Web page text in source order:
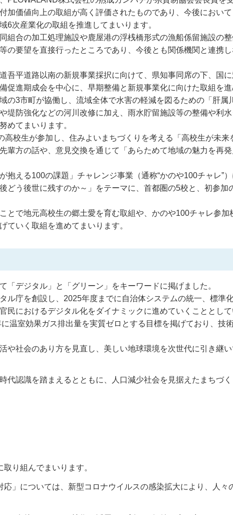
加価値向上の取組が高く評価されたものであり、今後におい
6次産業化の取組を推進してまいります。
組合の加工処理施設や鹿屋港の浮桟橋形式の漁船係留施設の
の要望を直接行ったところであり、今後とも関係機関と連携
吾平道路以南の新規事業採択に向けて、県知事同席の下、国
促進期成会を中心に、早期整備と新規事業化に向けた取組を進
の3市町が協働し、流域全体で水害の軽減を図るための「肝属
堤防強化などの河川改修に加え、雨水貯留施設等の整備や利
めてまいります。
高校生が参加し、住みよいまちづくりを考える「高校生が未来
輩方の話や、意見交換を通じて「あらためて地域の魅力を再
抱える100の課題」チャレンジ事業（通称“かのや100チャレ”
どう後世に残すのか～」をテーマに、首都圏の5校と、初参加
とで地元高校生の郷土愛を育む取組や、かのや100チャレ参加
ていく取組を進めてまいります。
「デジタル」と「グリーン」をキーワードに掲げました。
ル庁を創設し、2025年度までに自治体システムの統一、標準
民におけるデジタル化をダイナミックに進めていくこととして
温室効果ガス排出量を実質ゼロとする目標を掲げており、技
や社会のあり方を見直し、美しい地球環境を次世代に引き継
代認識を踏まえるとともに、人口減少社会を見据えたまちづ
り組んでまいります。
」については、新型コロナウイルスの感染拡大により、人々